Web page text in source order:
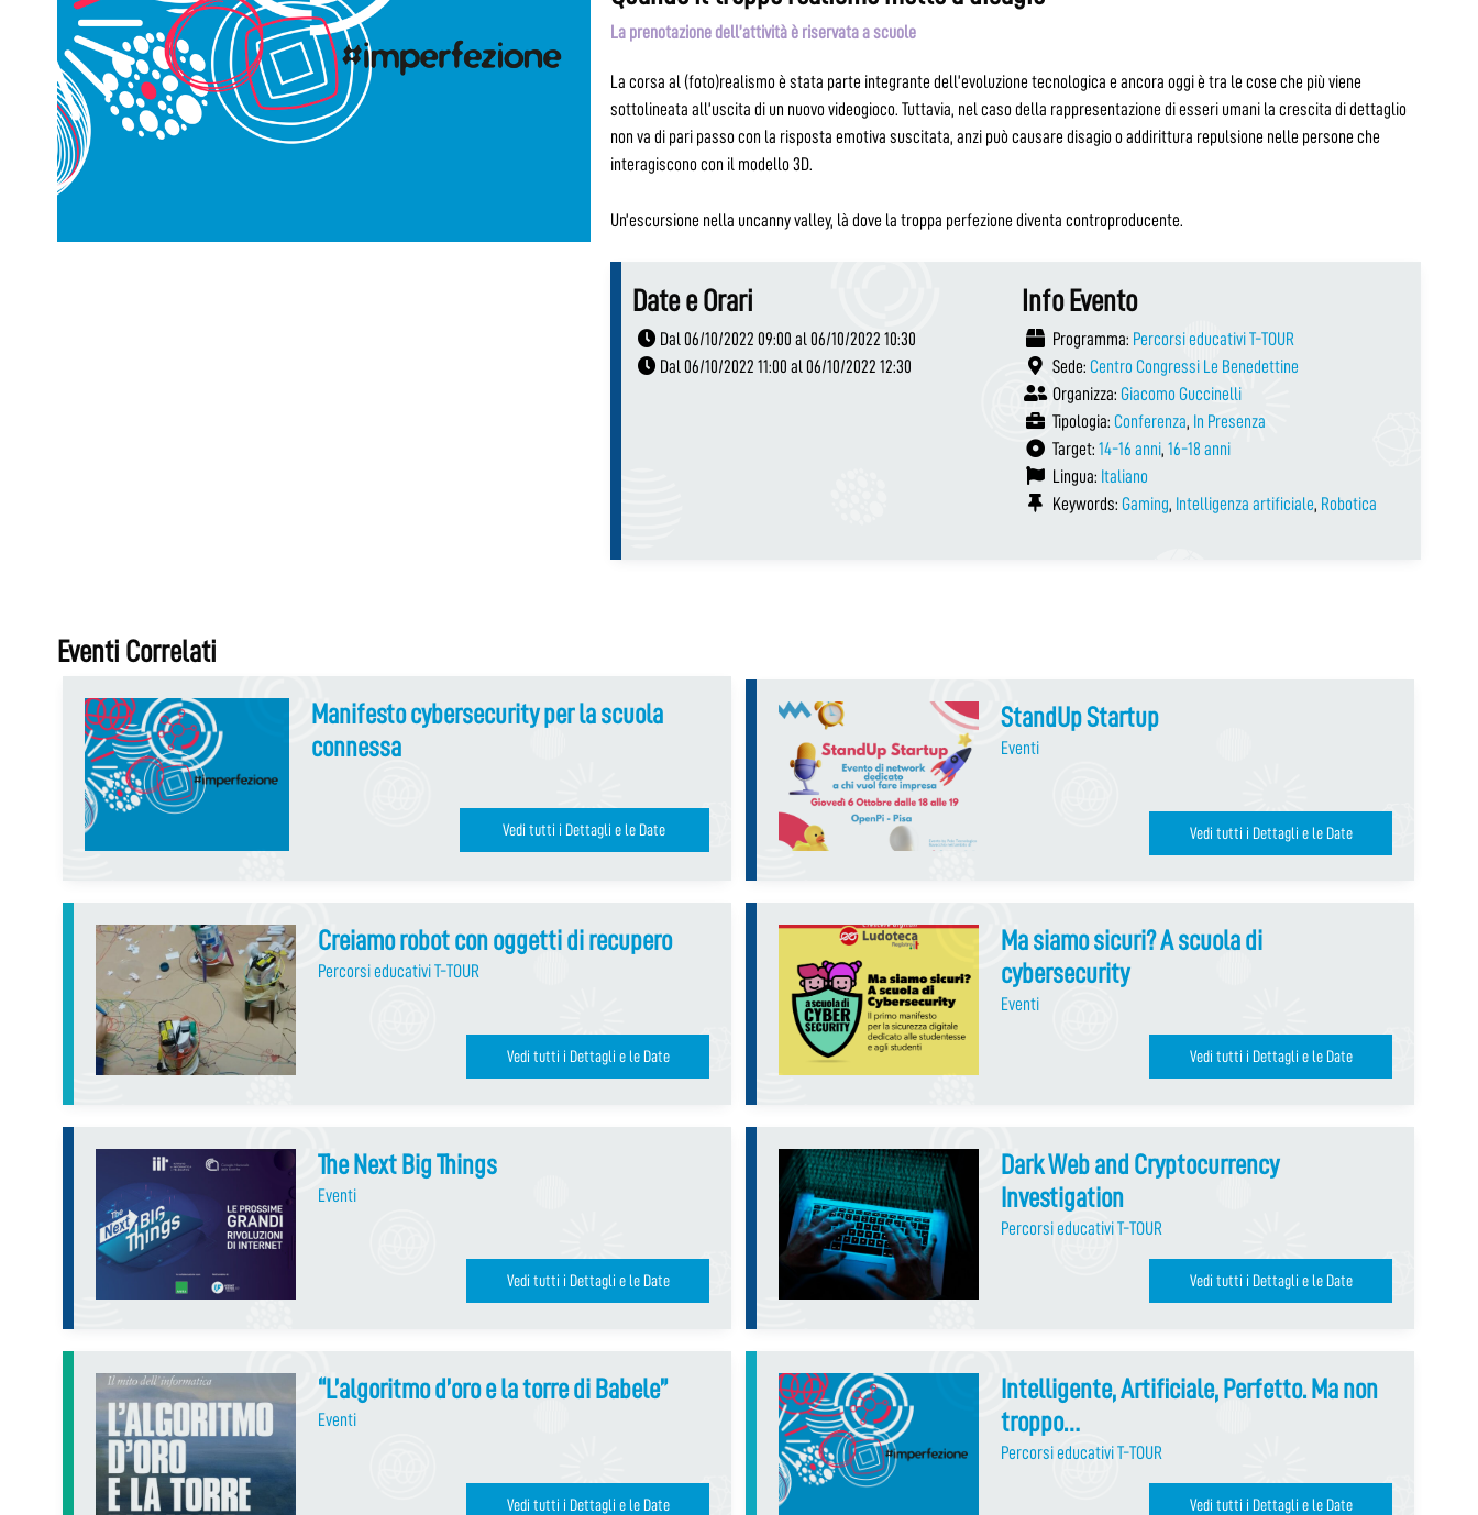
La prenotazione dell’attività è riservata a scuole
La corsa al (foto)realismo è stata parte integrante dell’evoluzione tecnologica e ancora oggi è tra le cose che più viene
sottolineata all’uscita di un nuovo videogioco. Tuttavia, nel caso della rappresentazione di esseri umani la crescita di dettaglio
non va di pari passo con la risposta emotiva suscitata, anzi può causare disagio o addirittura repulsione nelle persone che
interagiscono con il modello 3D.
Un’escursione nella uncanny valley, là dove la troppa perfezione diventa controproducente.
Date e Orari
Dal 06/10/2022 09:00 al 06/10/2022 10:30
Dal 06/10/2022 11:00 al 06/10/2022 12:30
Info Evento
Programma: Percorsi educativi T-TOUR
Sede: Centro Congressi Le Benedettine
Organizza: Giacomo Guccinelli
Tipologia: Conferenza, In Presenza
Target: 14-16 anni, 16-18 anni
Lingua: Italiano
Keywords: Gaming, Intelligenza artificiale, Robotica
Eventi Correlati
Manifesto cybersecurity per la scuola
connessa
Vedi tutti i Dettagli e le Date
StandUp Startup
Eventi
Vedi tutti i Dettagli e le Date
Creiamo robot con oggetti di recupero
Percorsi educativi T-TOUR
Vedi tutti i Dettagli e le Date
Ma siamo sicuri? A scuola di
cybersecurity
Eventi
Vedi tutti i Dettagli e le Date
The Next Big Things
Eventi
Vedi tutti i Dettagli e le Date
Dark Web and Cryptocurrency
Investigation
Percorsi educativi T-TOUR
Vedi tutti i Dettagli e le Date
“L’algoritmo d’oro e la torre di Babele”
Eventi
Vedi tutti i Dettagli e le Date
Intelligente, Artificiale, Perfetto. Ma non
troppo…
Percorsi educativi T-TOUR
Vedi tutti i Dettagli e le Date